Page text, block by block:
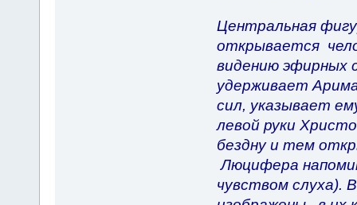
Центральная
открывается
видению эфирных
удерживает
сил, указывает
левой руки
бездну и тем
Люцифера
чувством слуха).